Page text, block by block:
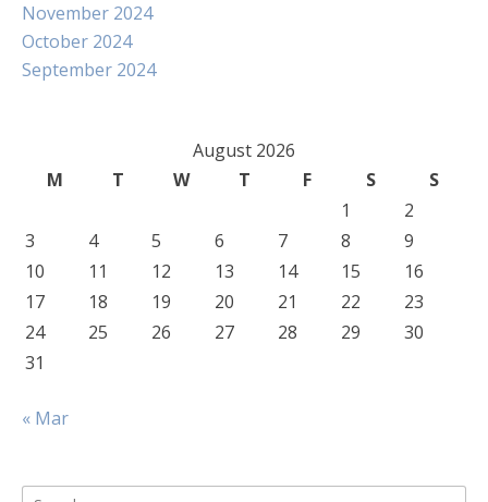
November 2024
October 2024
September 2024
August 2026
M
T W T F S
S
1
2
3
4 5 6 7 8
9
10
11 12 13 14 15
16
17
18 19 20 21 22
23
24
25 26 27 28 29
30
31
« Mar